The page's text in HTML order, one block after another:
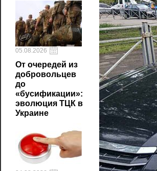
05.08.2026
От очередей из
добровольцев
до
«бусификации»:
эволюция ТЦК в
Украине